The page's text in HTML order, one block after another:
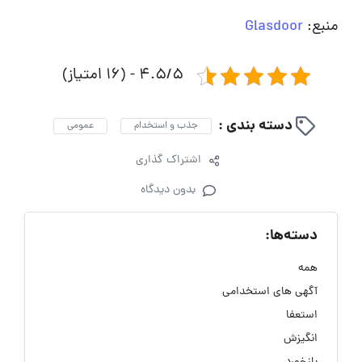
منبع: Glasdoor
4.5/5 - (16 امتیاز)
دسته بندی : جذب و استخدام عمومی
اشتراک گذاری
بدون دیدگاه
دسته‌ها:
همه
آگهی های استخدامی
استعفا
انگیزش